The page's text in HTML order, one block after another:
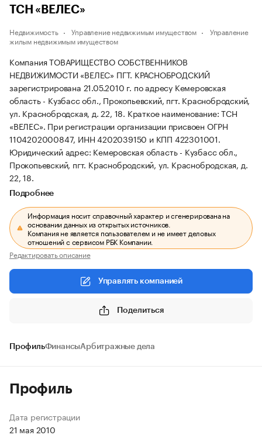
ТСН «ВЕЛЕС»
Недвижимость Управление недвижимым имуществом
Управление
жилым недвижимым имуществом
Компания ТОВАРИЩЕСТВО СОБСТВЕННИКОВ
НЕДВИЖИМОСТИ «ВЕЛЕС» ПГТ. КРАСНОБРОДСКИЙ
зарегистрирована 21.05.2010 г. по адресу Кемеровская
область - Кузбасс обл., Прокопьевский, пгт. Краснобродский,
ул. Краснобродская, д. 22, 18. Краткое наименование: ТСН
«ВЕЛЕС». При регистрации организации присвоен ОГРН
1104202000847, ИНН 4202039150 и КПП 422301001.
Юридический адрес: Кемеровская область - Кузбасс обл.,
Прокопьевский, пгт. Краснобродский, ул. Краснобродская, д.
22, 18.
Подробнее
Информация носит справочный характер и сгенерирована на
основании данных из открытых источников.
Компания не является пользователем и не имеет деловых
отношений с сервисом РБК Компании.
Редактировать описание
Управлять компанией
Поделиться
ПрофильФинансыАрбитражные дела
Профиль
Дата регистрации
21 мая 2010